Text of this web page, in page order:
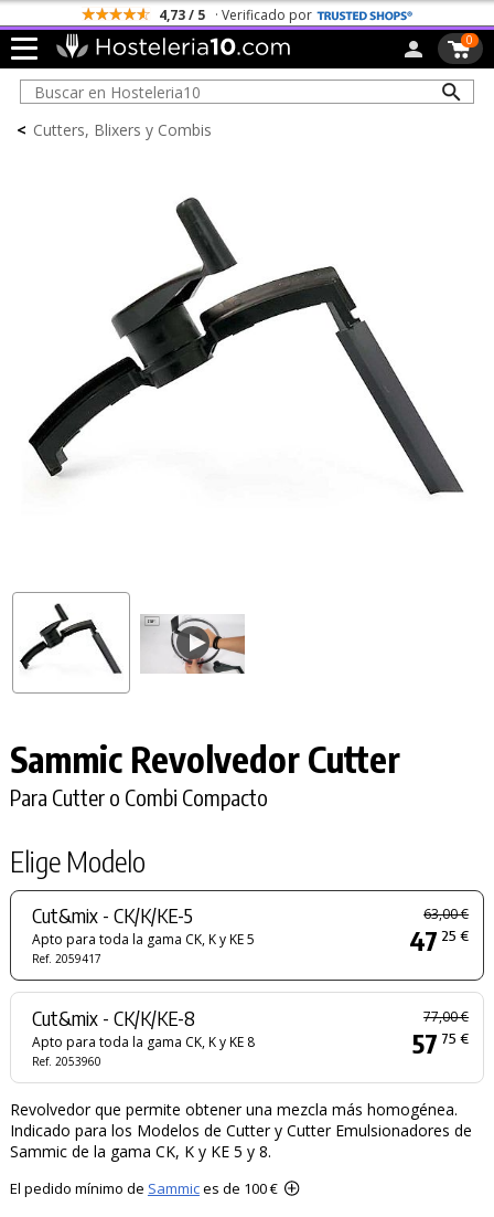
4,73 / 5 · Verificado por
0
< Cutters, Blixers y Combis
Sammic Revolvedor Cutter
Para Cutter o Combi Compacto
Elige Modelo
Cut&mix - CK/K/KE-5
Apto para toda la gama CK, K y KE 5
Ref. 2059417
63,00 €
47 25 €
Cut&mix - CK/K/KE-8
Apto para toda la gama CK, K y KE 8
Ref. 2053960
77,00 €
57 75 €
Revolvedor que permite obtener una mezcla más homogénea.
Indicado para los Modelos de Cutter y Cutter Emulsionadores de
Sammic de la gama CK, K y KE 5 y 8.
El pedido mínimo de Sammices de 100 €